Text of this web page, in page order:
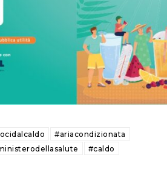
#ariacondizionata
#caldo